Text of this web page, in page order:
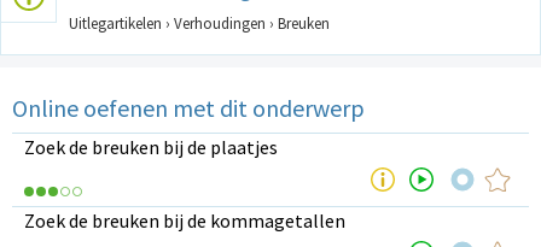
Uitlegartikelen › Verhoudingen › Breuken
Online oefenen met dit onderwerp
Zoek de breuken bij de plaatjes
Zoek de breuken bij de kommagetallen